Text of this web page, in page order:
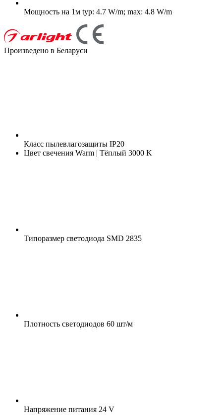
Мощность на 1м typ: 4.7 W/m; max: 4.8 W/m
Произведено в Беларуси
Класс пылевлагозащиты IP20
Цвет свечения Warm | Тёплый 3000 K
Типоразмер светодиода SMD 2835
Плотность светодиодов 60 шт/м
Напряжение питания 24 V